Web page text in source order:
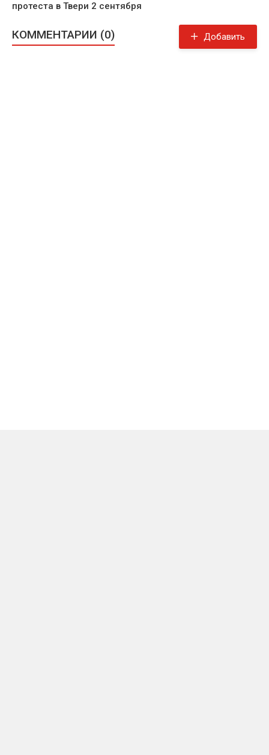
протеста в Твери 2 сентября
КОММЕНТАРИИ (0) Добавить